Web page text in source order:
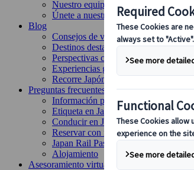
Nuestro equipo
Únete a nuestro equipo
Blog
Consejos de viaje para cada temporada
Destinos destacados
Perspectivas culturales
Experiencias gastronómicas
Recorre Japón en tren
Preguntas frecuentes
Información práctica
Etiqueta en Japón
Conducir en Japón
Reservar con nosotros
Japan Rail Pass
Alojamiento
Asesoramiento virtual